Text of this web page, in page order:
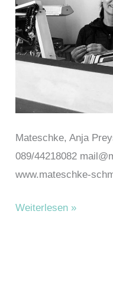
Mateschke, Anja
089/44218082
www.mateschke-
Mateschke,
Weiterlesen »